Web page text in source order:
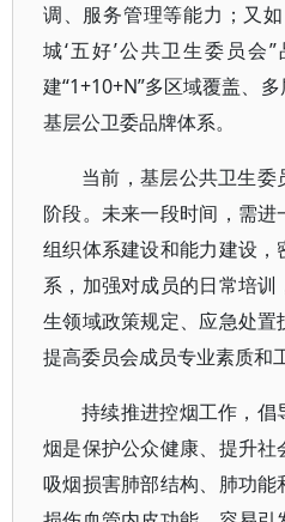
调、服务管理等能力；又
城‘五好’公共卫生委员会
建“1+10+N”多区域覆盖、
基层公卫委品牌体系。
当前，基层公共卫生
阶段。未来一段时间，需
组织体系建设和能力建设
系，加强对成员的日常培
生领域政策规定、应急处置
提高委员会成员专业素质和
持续推进控烟工作，
烟是保护公众健康、提升社
吸烟损害肺部结构、肺功能